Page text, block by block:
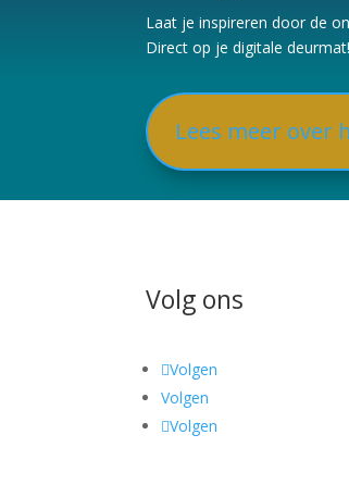
Laat je inspireren door de
Direct op je digitale deurmat!
Lees meer over
Volg ons
Volgen
Volgen
Volgen